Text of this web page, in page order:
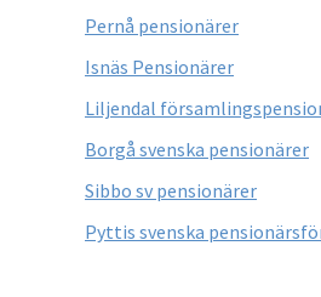
Pernå pensionärer
Isnäs Pensionärer
Liljendal
Borgå svenska pensionärer
Sibbo sv pensionärer
Pyttis svenska